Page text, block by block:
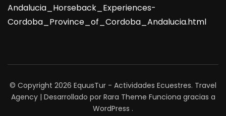
Andalucia_Horseback_Experiences-
Cordoba_Province_of_Cordoba_Andalucia.html
© Copyright 2026 EquusTur - Actividades Ecuestres. Travel
Agency | Desarrollado por Rara Theme Funciona gracias a
WordPress .